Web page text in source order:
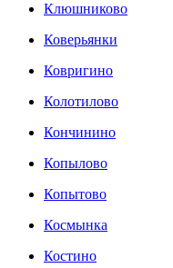
Клюшниково
Коверьянки
Ковригино
Колотилово
Кончинино
Копылово
Копытово
Космынка
Костино